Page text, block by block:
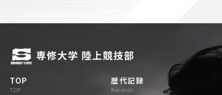
TOP
TOP
歴代記録
records